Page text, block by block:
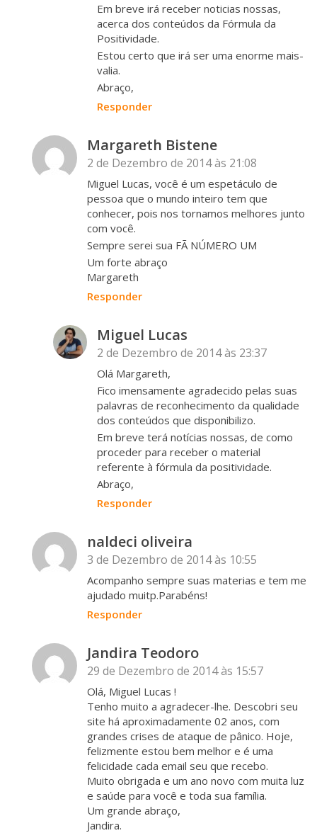
Em breve irá receber noticias nossas,
acerca dos conteúdos da Fórmula da
Positividade.
Estou certo que irá ser uma enorme mais-
valia.
Abraço,
Responder
Margareth Bistene
2 de Dezembro de 2014 às 21:08
Miguel Lucas, você é um espetáculo de
pessoa que o mundo inteiro tem que
conhecer, pois nos tornamos melhores junto
com você.
Sempre serei sua FÃ NÚMERO UM
Um forte abraço
Margareth
Responder
Miguel Lucas
2 de Dezembro de 2014 às 23:37
Olá Margareth,
Fico imensamente agradecido pelas suas
palavras de reconhecimento da qualidade
dos conteúdos que disponibilizo.
Em breve terá notícias nossas, de como
proceder para receber o material
referente à fórmula da positividade.
Abraço,
Responder
naldeci oliveira
3 de Dezembro de 2014 às 10:55
Acompanho sempre suas materias e tem me
ajudado muitp.Parabéns!
Responder
Jandira Teodoro
29 de Dezembro de 2014 às 15:57
Olá, Miguel Lucas !
Tenho muito a agradecer-lhe. Descobri seu
site há aproximadamente 02 anos, com
grandes crises de ataque de pânico. Hoje,
felizmente estou bem melhor e é uma
felicidade cada email seu que recebo.
Muito obrigada e um ano novo com muita luz
e saúde para você e toda sua família.
Um grande abraço,
Jandira.